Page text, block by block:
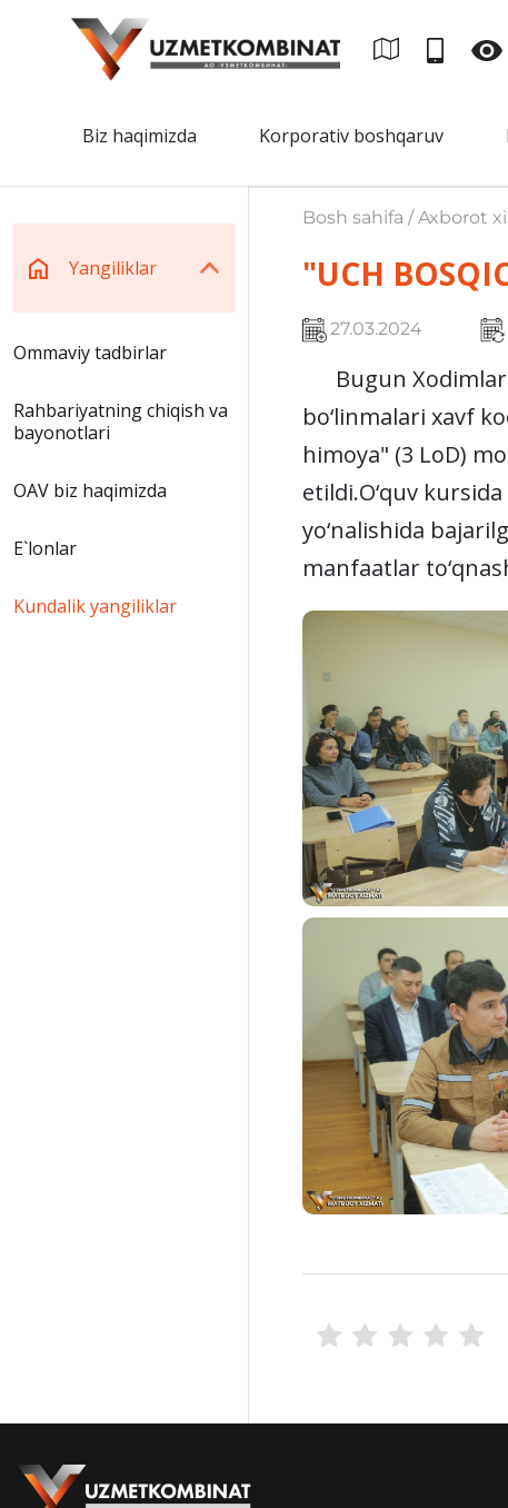
Biz haqimizda Korporativ boshqaruv
Yangiliklar
Ommaviy tadbirlar
Rahbariyatning chiqish va
bayonotlari
OAV biz haqimizda
E`lonlar
Kundalik yangiliklar
Bosh sahifa / Axborot
"UCH
27.03.2024
Bugun Xodimlar
bo‘linmalari xavf
himoya" (3 LoD)
etildi.O‘quv
yo‘nalishida
manfaatlar